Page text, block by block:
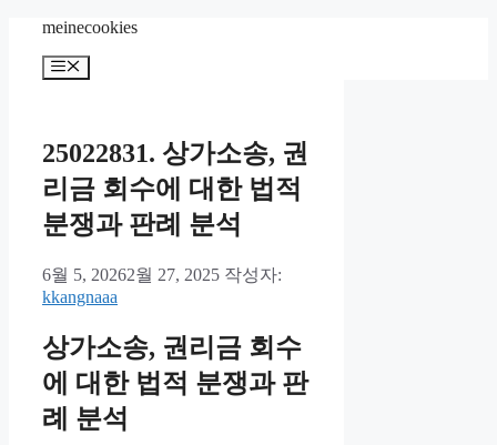
meinecookies
메
25022831. 상가소송, 권
리금 회수에 대한 법적
분쟁과 판례 분석
6월 5, 20262월 27, 2025 작성자:
kkangnaaa
상가소송, 권리금 회수
에 대한 법적 분쟁과 판
례 분석